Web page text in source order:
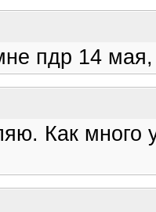
пдр 14
Как много